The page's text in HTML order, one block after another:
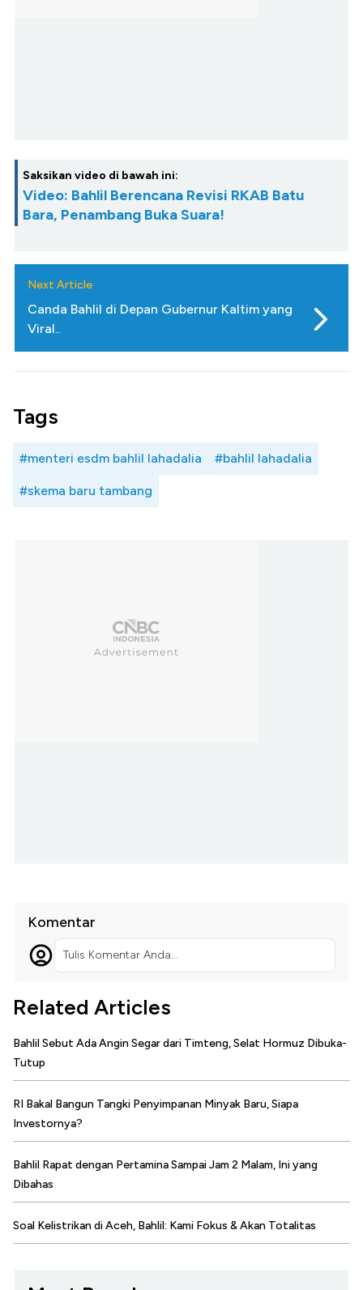
Saksikan video di bawah ini:
Video: Bahlil Berencana Revisi RKAB Batu
Bara, Penambang Buka Suara!
Next Article
Canda Bahlil di Depan Gubernur Kaltim yang
Viral..
Tags
#menteri esdm bahlil lahadalia #bahlil lahadalia
#skema baru tambang
Komentar
Tulis Komentar Anda...
Related Articles
Bahlil Sebut Ada Angin Segar dari Timteng, Selat Hormuz Dibuka-
Tutup
RI Bakal Bangun Tangki Penyimpanan Minyak Baru, Siapa
Investornya?
Bahlil Rapat dengan Pertamina Sampai Jam 2 Malam, Ini yang
Dibahas
Soal Kelistrikan di Aceh, Bahlil: Kami Fokus & Akan Totalitas